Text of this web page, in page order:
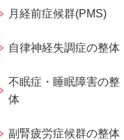
月経前症候群(PMS)
自律神経失調症の整体
不眠症・睡眠障害の整
体
副腎疲労症候群の整体